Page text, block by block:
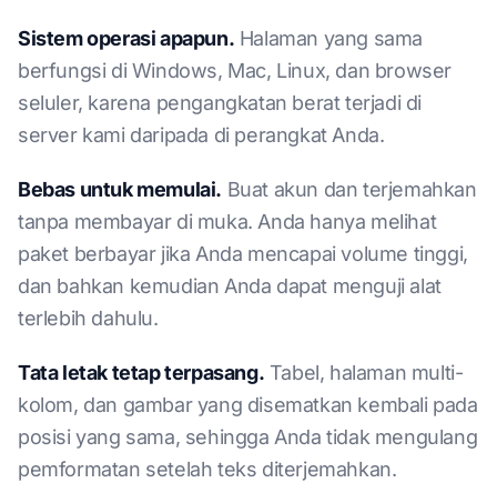
Sistem operasi apapun. Halaman yang sama
berfungsi di Windows, Mac, Linux, dan browser
seluler, karena pengangkatan berat terjadi di
server kami daripada di perangkat Anda.
Bebas untuk memulai. Buat akun dan terjemahkan
tanpa membayar di muka. Anda hanya melihat
paket berbayar jika Anda mencapai volume tinggi,
dan bahkan kemudian Anda dapat menguji alat
terlebih dahulu.
Tata letak tetap terpasang. Tabel, halaman multi-
kolom, dan gambar yang disematkan kembali pada
posisi yang sama, sehingga Anda tidak mengulang
pemformatan setelah teks diterjemahkan.